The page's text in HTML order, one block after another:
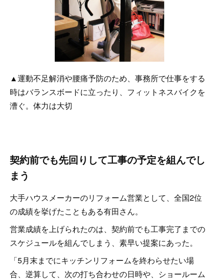
▲運動不足解消や腰痛予防のため、事務所で仕事をする
時はバランスボードに立ったり、フィットネスバイクを
漕ぐ。体力は大切
契約前でも先回りして工事の予定を組んでし
まう
大手ハウスメーカーのリフォーム営業として、全国2位
の成績を挙げたこともある有田さん。
営業成績を上げられたのは、契約前でも工事完了までの
スケジュールを組んでしまう、素早い提案にあった。
「5月末までにキッチンリフォームを終わらせたい場
合、逆算して、次の打ち合わせの日時や、ショールーム